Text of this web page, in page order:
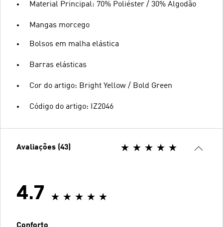
Material Principal: 70% Poliéster / 30% Algodão
Mangas morcego
Bolsos em malha elástica
Barras elásticas
Cor do artigo: Bright Yellow / Bold Green
Código do artigo: IZ2046
Avaliações (43)
4.7